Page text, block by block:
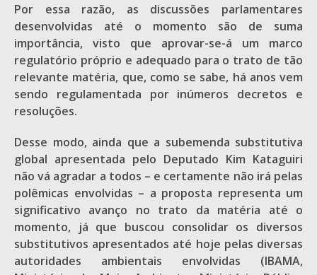
Por essa razão, as discussões parlamentares
desenvolvidas até o momento são de suma
importância, visto que aprovar-se-á um marco
regulatório próprio e adequado para o trato de tão
relevante matéria, que, como se sabe, há anos vem
sendo regulamentada por inúmeros decretos e
resoluções.
Desse modo, ainda que a subemenda substitutiva
global apresentada pelo Deputado Kim Kataguiri
não vá agradar a todos – e certamente não irá pelas
polêmicas envolvidas – a proposta representa um
significativo avanço no trato da matéria até o
momento, já que buscou consolidar os diversos
substitutivos apresentados até hoje pelas diversas
autoridades ambientais envolvidas (IBAMA,